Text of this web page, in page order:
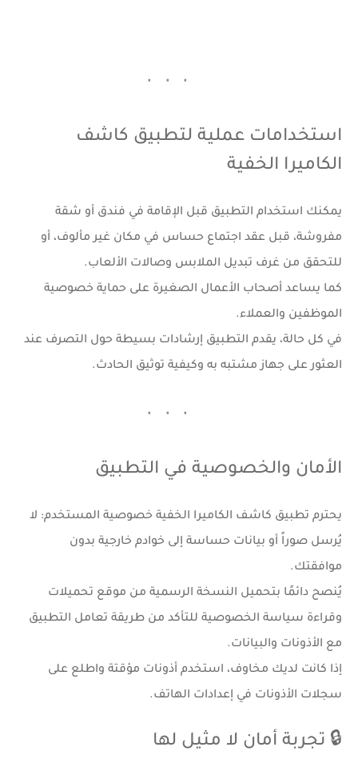
استخدامات عملية لتطبيق كاشف
الكاميرا الخفية
يمكنك استخدام التطبيق قبل الإقامة في فندق أو شقة
مفروشة، قبل عقد اجتماع حساس في مكان غير مألوف، أو
للتحقق من غرف تبديل الملابس وصالات الألعاب.
كما يساعد أصحاب الأعمال الصغيرة على حماية خصوصية
الموظفين والعملاء.
في كل حالة، يقدم التطبيق إرشادات بسيطة حول التصرف عند
العثور على جهاز مشتبه به وكيفية توثيق الحادث.
الأمان والخصوصية في التطبيق
يحترم تطبيق كاشف الكاميرا الخفية خصوصية المستخدم: لا
يُرسل صوراً أو بيانات حساسة إلى خوادم خارجية بدون
موافقتك.
يُنصح دائمًا بتحميل النسخة الرسمية من موقع تحميلات
وقراءة سياسة الخصوصية للتأكد من طريقة تعامل التطبيق
مع الأذونات والبيانات.
إذا كانت لديك مخاوف، استخدم أذونات مؤقتة واطلع على
سجلات الأذونات في إعدادات الهاتف.
🔒 تجربة أمان لا مثيل لها